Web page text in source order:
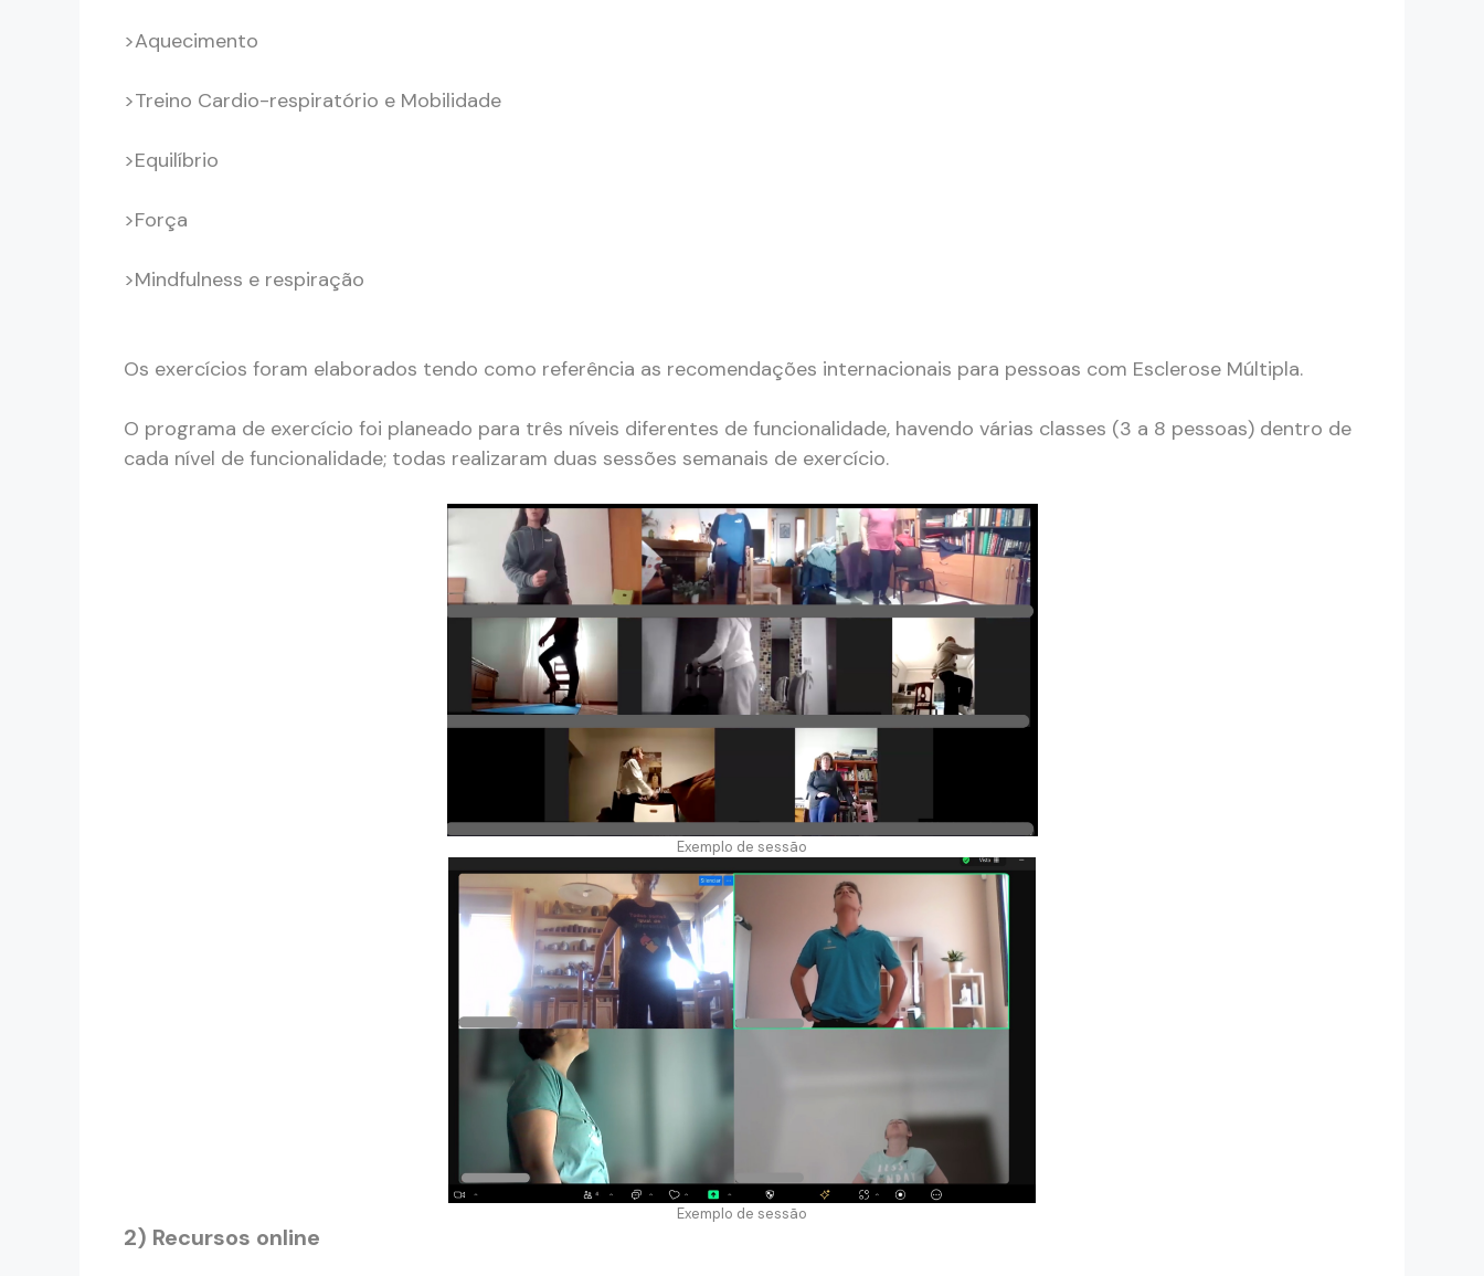
>Aquecimento
>Treino Cardio-respiratório e Mobilidade
>Equilíbrio
>Força
>Mindfulness e respiração
Os exercícios foram elaborados tendo como referência as recomendações internacionais para pessoas com Esclerose Múltipla.
O programa de exercício foi planeado para três níveis diferentes de funcionalidade, havendo várias classes (3 a 8 pessoas) dentro de
cada nível de funcionalidade; todas realizaram duas sessões semanais de exercício.
Exemplo de sessão
Exemplo de sessão
2) Recursos online